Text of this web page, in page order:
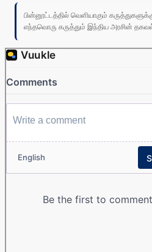
பின்னூட்டத்தில் வெளியாகும்
எந்தவொரு கருத்தும் இந்திய அரசின்